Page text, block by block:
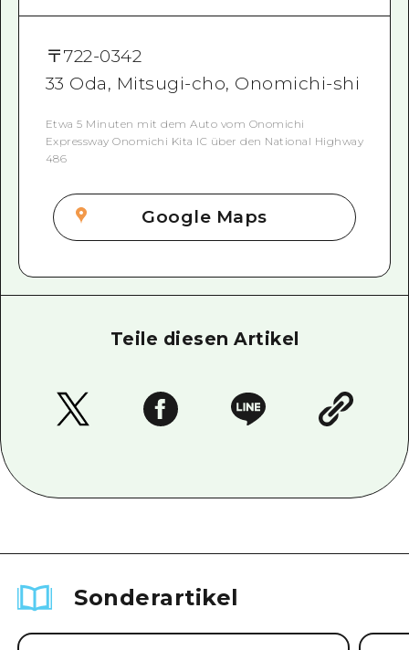
〒722-0342
33 Oda, Mitsugi-cho, Onomichi-shi
Etwa 5 Minuten mit dem Auto vom Onomichi
Expressway Onomichi Kita IC über den National Highway
486
Google Maps
Teile diesen Artikel
Sonderartikel